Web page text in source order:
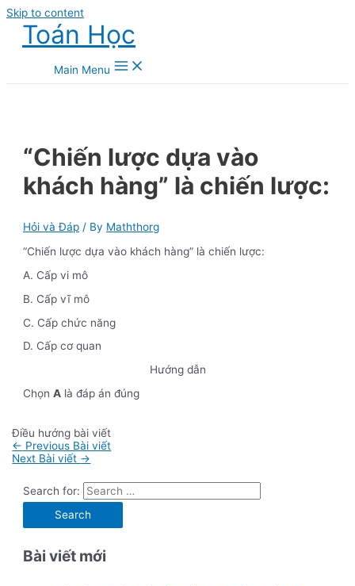
Skip to content
Toán Học
Main Menu
“Chiến lược dựa vào
khách hàng” là chiến lược:
Hỏi và Đáp / By Maththorg
“Chiến lược dựa vào khách hàng” là chiến lược:
A. Cấp vi mô
B. Cấp vĩ mô
C. Cấp chức năng
D. Cấp cơ quan
Hướng dẫn
ChọnA là đáp án đúng
Điều hướng bài viết
← Previous Bài viết
Next Bài viết →
Search for:
Bài viết mới